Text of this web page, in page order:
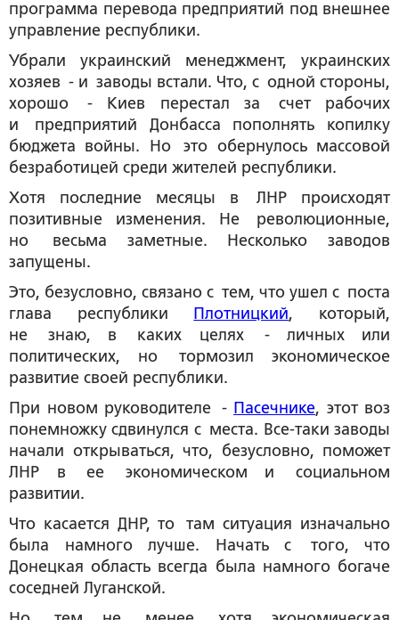
программа перевода предприятий под внешнее
управление республики.
Убрали украинский менеджмент, украинских
хозяев - и заводы встали. Что, с одной стороны,
хорошо - Киев перестал за счет рабочих
и предприятий Донбасса пополнять копилку
бюджета войны. Но это обернулось массовой
безработицей среди жителей республики.
Хотя последние месяцы в ЛНР происходят
позитивные изменения. Не революционные,
но весьма заметные. Несколько заводов
запущены.
Это, безусловно, связано с тем, что ушел с поста
глава республики
Плотницкий, который,
не знаю, в каких целях - личных или
политических, но тормозил экономическое
развитие своей республики.
При новом руководителе - Пасечнике, этот воз
понемножку сдвинулся с места. Все-таки заводы
начали открываться, что, безусловно, поможет
ЛНР в ее экономическом и социальном
развитии.
Что касается ДНР, то там ситуация изначально
была намного лучше. Начать с того, что
Донецкая область всегда была намного богаче
соседней Луганской.